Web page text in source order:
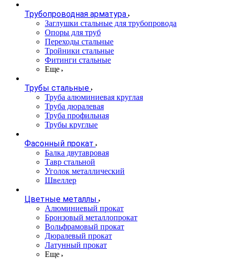
Трубопроводная арматура
Заглушки стальные для трубопровода
Опоры для труб
Переходы стальные
Тройники стальные
Фитинги стальные
Еще
Трубы стальные
Труба алюминиевая круглая
Труба дюралевая
Труба профильная
Трубы круглые
Фасонный прокат
Балка двутавровая
Тавр стальной
Уголок металлический
Швеллер
Цветные металлы
Алюминиевый прокат
Бронзовый металлопрокат
Вольфрамовый прокат
Дюралевый прокат
Латунный прокат
Еще